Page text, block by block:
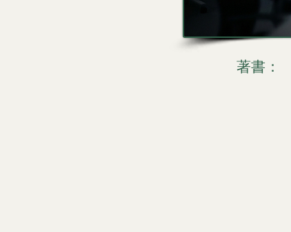
著書：